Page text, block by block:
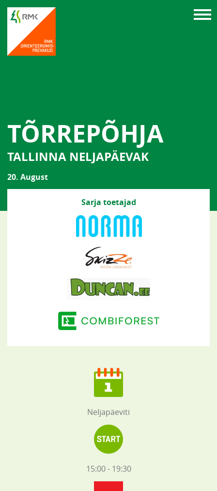
TÕRREPÕHJA
TALLINNA NELJAPÄEVAK
20. August
Sarja toetajad
Neljapäeviti
15:00 - 19:30